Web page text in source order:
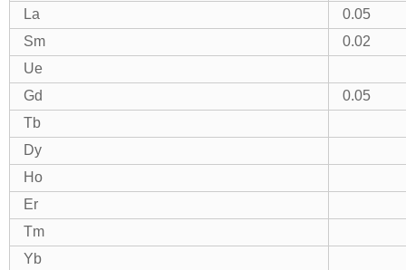
La
0.05
Sm
0.02
Ue
Gd
0.05
Tb
Dy
Ho
Er
Tm
Yb